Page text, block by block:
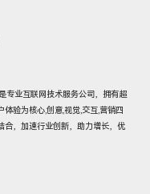
专业互联网技术服务公司，拥有超
验为核心,创意,视觉,交互,营销四
合，加速行业创新，助力增长，优